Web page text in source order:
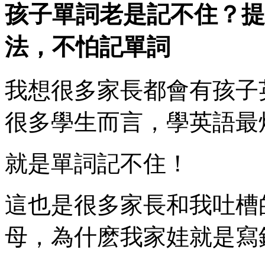
孩子單詞老是記不住？
法，不怕記單詞
我想很多家長都會有孩
很多學生而言，學英語
就是單詞記不住！
這也是很多家長和我吐
母，為什麽我家娃就是寫